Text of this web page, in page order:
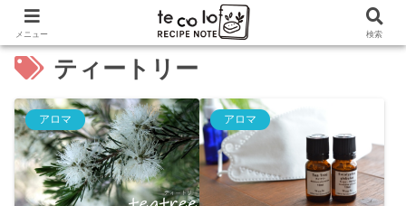
ティートリー
アロマ アロマ
メニュー 検索